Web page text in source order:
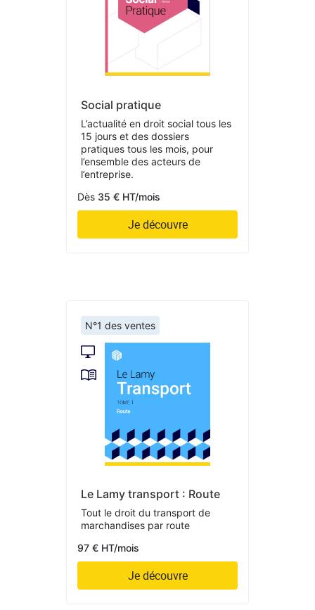
Social pratique
L’actualité en droit social tous les
15 jours et des dossiers
pratiques tous les mois, pour
l’ensemble des acteurs de
l’entreprise.
Dès 35 € HT/mois
Je découvre
N°1 des ventes
Le Lamy transport : Route
Tout le droit du transport de
marchandises par route
97 € HT/mois
Je découvre